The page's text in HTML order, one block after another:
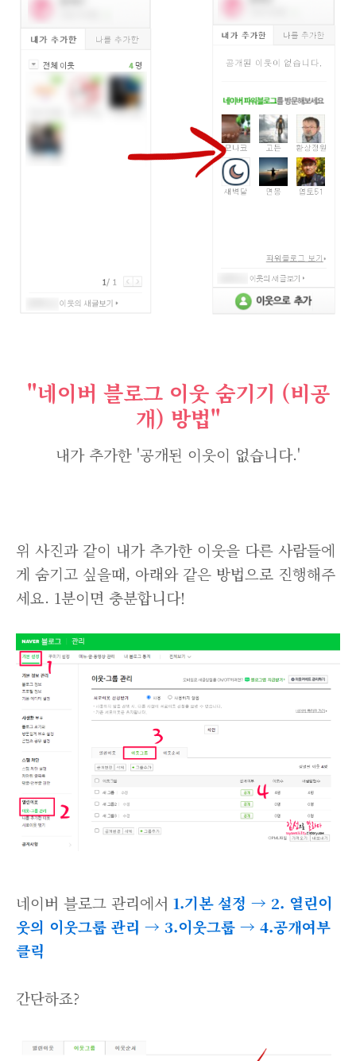
"네이버 블로그 이웃 숨기기 (비공
개) 방법"
내가 추가한 '공개된 이웃이 없습니다.'
위 사진과 같이 내가 추가한 이웃을 다른 사람들에
게 숨기고 싶을때, 아래와 같은 방법으로 진행해주
세요. 1분이면 충분합니다!
네이버 블로그 관리에서 1.기본 설정 → 2. 열린이
웃의 이웃그룹 관리 → 3.이웃그룹 → 4.공개여부
클릭
간단하죠?